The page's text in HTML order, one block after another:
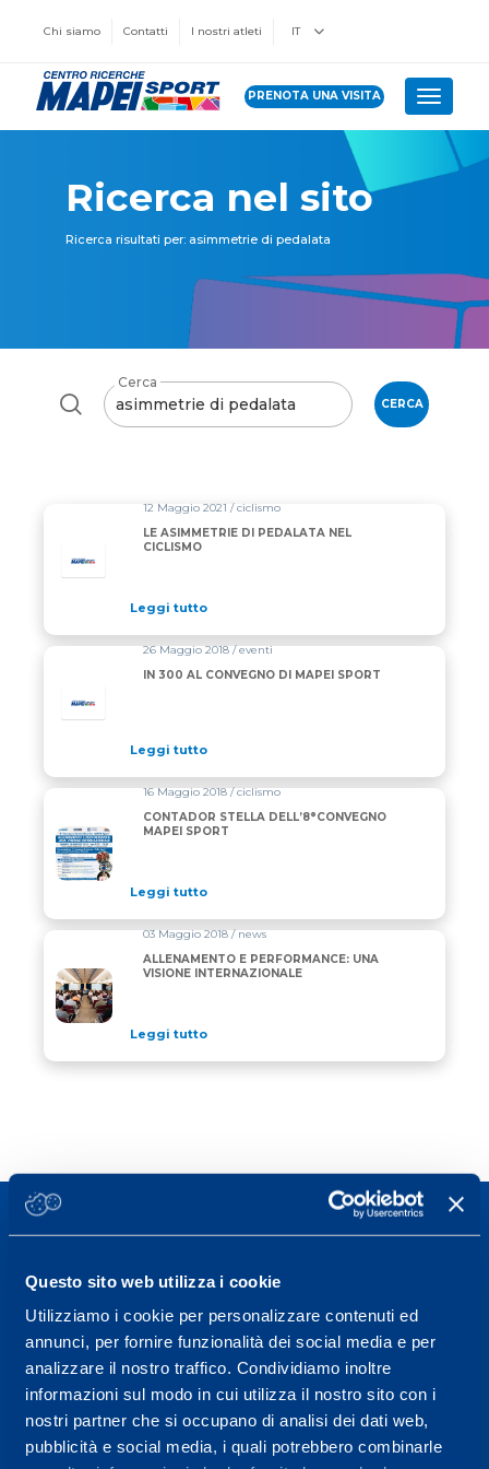
Questo sito web utilizza i cookie
Utilizziamo i cookie per personalizzare contenuti ed
annunci, per fornire funzionalità dei social media e per
analizzare il nostro traffico. Condividiamo inoltre
informazioni sul modo in cui utilizza il nostro sito con i
nostri partner che si occupano di analisi dei dati web,
pubblicità e social media, i quali potrebbero combinarle
Chi siamo Contatti I nostri atleti IT
PRENOTA UNA VISITA Toggle
Ricerca nel sito
Ricerca risultati per: asimmetrie di pedalata
Cerca
CERCA
12 Maggio 2021 / ciclismo
LE ASIMMETRIE DI PEDALATA NEL
CICLISMO
Leggi tutto
26 Maggio 2018 / eventi
IN 300 AL CONVEGNO DI MAPEI SPORT
Leggi tutto
16 Maggio 2018 / ciclismo
CONTADOR STELLA DELL’8°CONVEGNO
MAPEI SPORT
Leggi tutto
03 Maggio 2018 / news
ALLENAMENTO E PERFORMANCE: UNA
VISIONE INTERNAZIONALE
Leggi tutto
Sport Service Mapei S.r.l. - Via Busto Fagnano 38,
21057 Olgiate Olona (Varese) Italia.
Per prenotare una visita o avere ulteriori
informazioni: telefonare allo +39 0331 575757 da
lunedì a venerdì 9.30-12.30 e 14.30-17.30.